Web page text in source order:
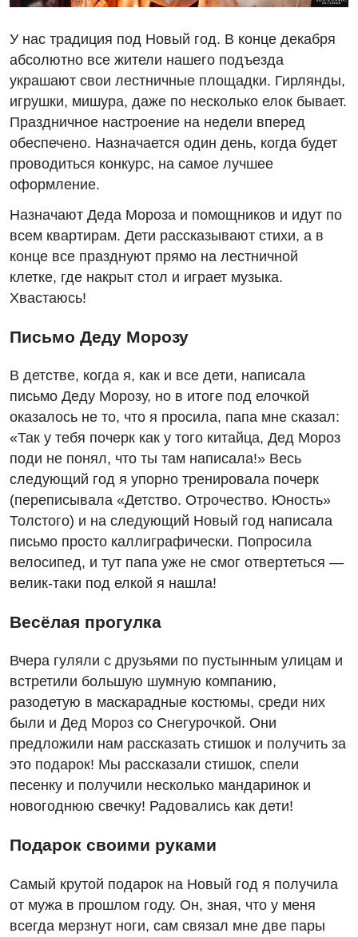
У нас традиция под Новый год. В конце декабря
абсолютно все жители нашего подъезда
украшают свои лестничные площадки. Гирлянды,
игрушки, мишура, даже по несколько елок бывает.
Праздничное настроение на недели вперед
обеспечено. Назначается один день, когда будет
проводиться конкурс, на самое лучшее
оформление.
Назначают Деда Мороза и помощников и идут по
всем квартирам. Дети рассказывают стихи, а в
конце все празднуют прямо на лестничной
клетке, где накрыт стол и играет музыка.
Хвастаюсь!
Письмо Деду Морозу
В детстве, когда я, как и все дети, написала
письмо Деду Морозу, но в итоге под елочкой
оказалось не то, что я просила, папа мне сказал:
«Так у тебя почерк как у того китайца, Дед Мороз
поди не понял, что ты там написала!» Весь
следующий год я упорно тренировала почерк
(переписывала «Детство. Отрочество. Юность»
Толстого) и на следующий Новый год написала
письмо просто каллиграфически. Попросила
велосипед, и тут папа уже не смог отвертеться —
велик-таки под елкой я нашла!
Весёлая прогулка
Вчера гуляли с друзьями по пустынным улицам и
встретили большую шумную компанию,
разодетую в маскарадные костюмы, среди них
были и Дед Мороз со Снегурочкой. Они
предложили нам рассказать стишок и получить за
это подарок! Мы рассказали стишок, спели
песенку и получили несколько мандаринок и
новогоднюю свечку! Радовались как дети!
Подарок своими руками
Самый крутой подарок на Новый год я получила
от мужа в прошлом году. Он, зная, что у меня
всегда мерзнут ноги, сам связал мне две пары